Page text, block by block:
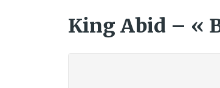
King Abid – «